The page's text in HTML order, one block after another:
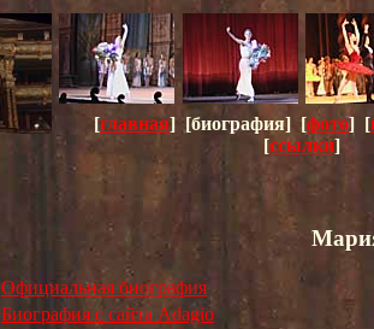
[главная] [биография] [фото] [
[ссылки]
Официальная биография
Биография с сайта Adagio